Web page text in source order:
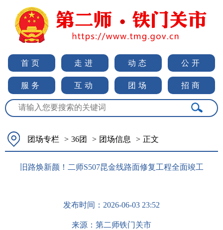
首页 走进 动态 公开
服务 互动 团场 招商
团场专栏 > 36团 > 团场信息 > 正文
旧路焕新颜！二师S507昆金线路面修复工程全面竣工
发布时间： 2026-06-03 23:52
来源： 第二师铁门关市